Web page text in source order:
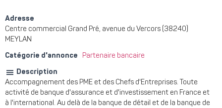
Adresse
Centre commercial Grand Pré, avenue du Vercors (38240)
MEYLAN
Catégorie d'annonce Partenaire bancaire
Description
Accompagnement des PME et des Chefs d'Entreprises. Toute
activité de banque d'assurance et d'investissement en France et
à l'international. Au delà de la banque de détail et de la banque de